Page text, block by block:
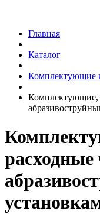
Главная
Каталог
Комплектующие
Комплектующие,
расходные